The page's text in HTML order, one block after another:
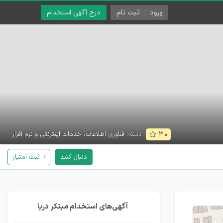
درج آگهی استخدام ورود ثبت نام
۳.۰ دسته:فناوری اطلاعات، خدمات اینترنتی و نرم افزار
دنبال کنید ثبت امتیاز
آگهی‌های استخدام مبتکر دریا